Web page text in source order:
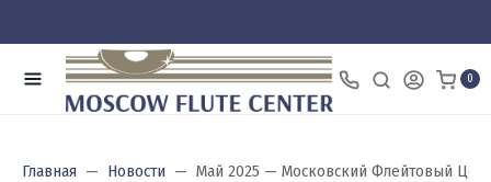
0
Главная Новости Май 2025 — Московский Флейтовый